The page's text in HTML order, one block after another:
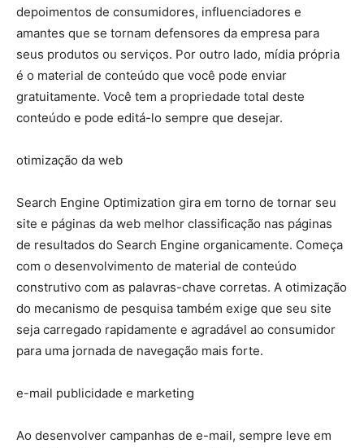
depoimentos de consumidores, influenciadores e
amantes que se tornam defensores da empresa para
seus produtos ou serviços. Por outro lado, mídia própria
é o material de conteúdo que você pode enviar
gratuitamente. Você tem a propriedade total deste
conteúdo e pode editá-lo sempre que desejar.
otimização da web
Search Engine Optimization gira em torno de tornar seu
site e páginas da web melhor classificação nas páginas
de resultados do Search Engine organicamente. Começa
com o desenvolvimento de material de conteúdo
construtivo com as palavras-chave corretas. A otimização
do mecanismo de pesquisa também exige que seu site
seja carregado rapidamente e agradável ao consumidor
para uma jornada de navegação mais forte.
e-mail publicidade e marketing
Ao desenvolver campanhas de e-mail, sempre leve em